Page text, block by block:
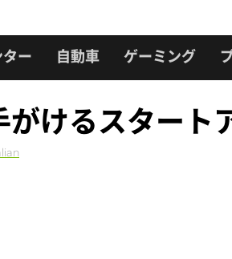
ー 自動車 ゲーミング
がけるスタート